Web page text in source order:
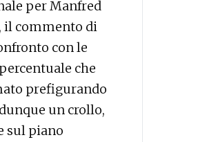
per Manfred
il commento di
con le
che
prefigurando
un crollo,
sul piano